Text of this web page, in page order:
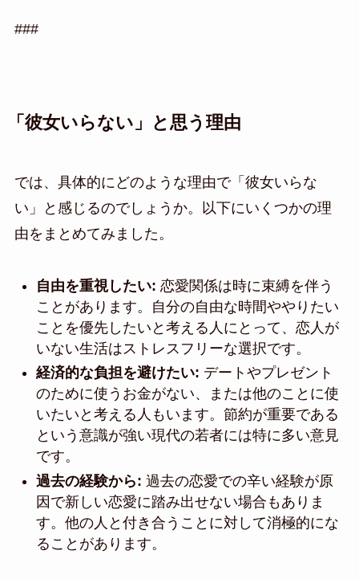
###
「彼女いらない」と思う理由
では、具体的にどのような理由で「彼女いらな
い」と感じるのでしょうか。以下にいくつかの理
由をまとめてみました。
自由を重視したい: 恋愛関係は時に束縛を伴う
ことがあります。自分の自由な時間ややりたい
ことを優先したいと考える人にとって、恋人が
いない生活はストレスフリーな選択です。
経済的な負担を避けたい: デートやプレゼント
のために使うお金がない、または他のことに使
いたいと考える人もいます。節約が重要である
という意識が強い現代の若者には特に多い意見
です。
過去の経験から: 過去の恋愛での辛い経験が原
因で新しい恋愛に踏み出せない場合もありま
す。他の人と付き合うことに対して消極的にな
ることがあります。